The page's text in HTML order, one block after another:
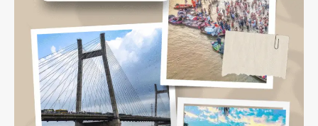
से
से
चलेगी
प्रयागराज
एक्सप्रेस,
जानें
वजह